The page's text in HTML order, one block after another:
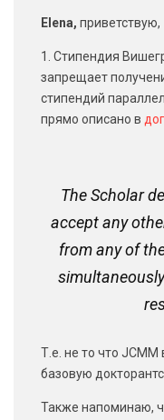
Elena, приветствую,
1. Стипендия
запрещает
стипендий
прямо описано в
The Scholar
accept any
from any of
Т.е. не то что
базовую
Также напоминаю,